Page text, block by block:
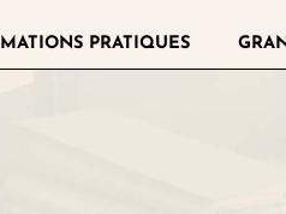
PRATIQUES